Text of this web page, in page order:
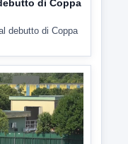
scelte di
di Coppa
debutto di Coppa